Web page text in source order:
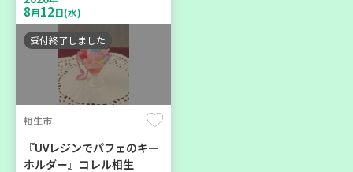
カフェ・つどい場
日(月)
8月12日(水)
受付終了しました
相生市
『UVレジンでパフェのキー
ホルダー』コレル相生